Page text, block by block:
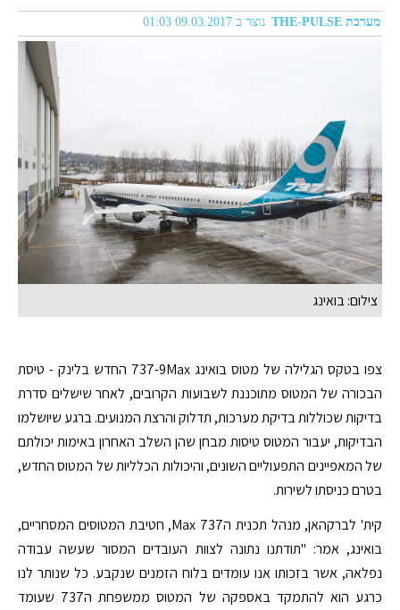
מערכת THE-PULSE נוצר ב 09.03.2017 01:03
צילום: בואינג
צפו בטקס הגלילה של מטוס בואינג 737-9Max החדש בלינק - טיסת
הבכורה של המטוס מתוכננת לשבועות הקרובים, לאחר שישלים סדרת
בדיקות שכוללות בדיקת מערכות, תדלוק והרצת המנועים. ברגע שיושלמו
הבדיקות, יעבור המטוס טיסות מבחן שהן השלב האחרון באימות יכולתם
של המאפיינים התפעוליים השונים, והיכולות הכלליות של המטוס החדש,
בטרם כניסתו לשירות.
קית' לברקהאן, מנהל תכנית ה737 Max, חטיבת המטוסים המסחריים,
בואינג, אמר: "תודתנו נתונה לצוות העובדים המסור שעשה עבודה
נפלאה, אשר בזכותו אנו עומדים בלוח הזמנים שנקבע. כל שנותר לנו
כרגע הוא להתמקד באספקה של המטוס ממשפחת ה737 שעומד